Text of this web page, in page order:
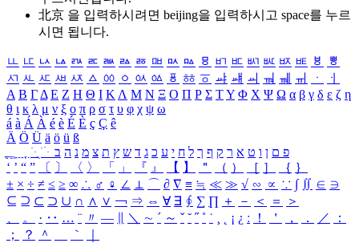
北京 을 입력하시려면 beijing을 입력하시고 space를 누르
시면 됩니다.
ㅥ ㅦ ㅧ ㅨ ㅩ ㅪ ㅫ ㅬ ㅭ ㅮ ㅯ ㅰ ㅱ ㅲ ㅳ ㅴ ㅵ ㅶ ㅷ ㅸ
ㅹ
ㅺ ㅻ ㅼ ㅽ ㅾ ㅿ ㆀ ㆁ ㆂ ㆃ ㆄ ㆅ ㆆ ㆇ ㆈ ㆉ ㆊ ㆋ ㆌ ㆍ
ㆎ
Α Β ΓΔ Ε Ζ Η Θ Ι ΚΛ Μ Ν Ξ Ο Π Ρ Σ ΤΥ Φ Χ Ψ Ω α β γ δ ε ζ η
θ ι κ λ μ ν ξ ο π ρ σ τ υ φ χ ψ ω
á à Á À é è É È ç Ç ê
Ä Ö Ü ä ö ü ß
ִֶֹ ֻּ ׁׂ פ ם ן ו ט א ר ק ף ך ל ח י ע כ ג ד ש ץ ת צ מ נ ה ב
‘ ’ “ ” 〔 〕 〈 〉 「 」 『 』 【 】 ＂ （ ） ［ ］ ｛ ｝
± × ÷ ≠ ≤ ≥ ∞ ∴ ♂ ♀ ∠ ⊥ ⌒ ∂ ∇ ≡ ≒ ≪ ≫ √ ∽ ∝ ∵ ∫ ∬ ∈ ∋
⊆ ⊇ ⊂ ⊃ ∪ ∩ ∧ ∨ ￢ ⇒ ⇔ ∀ ∃ ∮ ∑ ∏ ＋ － ＜ ＝
＞
、
。 · ‥ … ¨ 〃 ― ＼ ∼ ´ ～ ˇ ˘ ˝ ˚ ˙ ¸ ¡ ¿ ː ！ ＇ ， ． ／
：
；
？ ＾ ｀